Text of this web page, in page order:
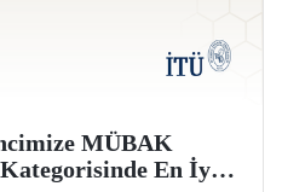
MÜBAK
Kategorisinde En İyi